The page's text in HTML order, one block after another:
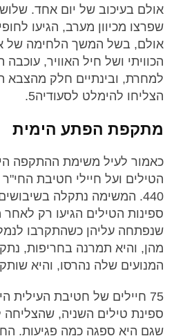
אולם בעיכוב של יום אחד.
שפרצו מכיוון מערב, הגיעו
אולם, בשל המשך הלחימה של
הכוויתי ושל חיל האוויר,
למחרת, ובינתיים חלק מהצבא
הצליחו להימלט לסעודיה5.
מתקפת הפתע הימית
כאמור לעיל משימת ההתקפה
הטילים ועל חיילי חטיבת
440. המשימה נתקלה
ספינות הטילים הגיעו רק
שנפתחה עליהן כשהתקרבו
מהן, והיא תמרנה בחריפות,
המנועים שלה נהרסו, והיא
75 חיילים של חטיבת העילית
ספינת טילים השניה,
שגם היא ספגה כמה פגיעות.